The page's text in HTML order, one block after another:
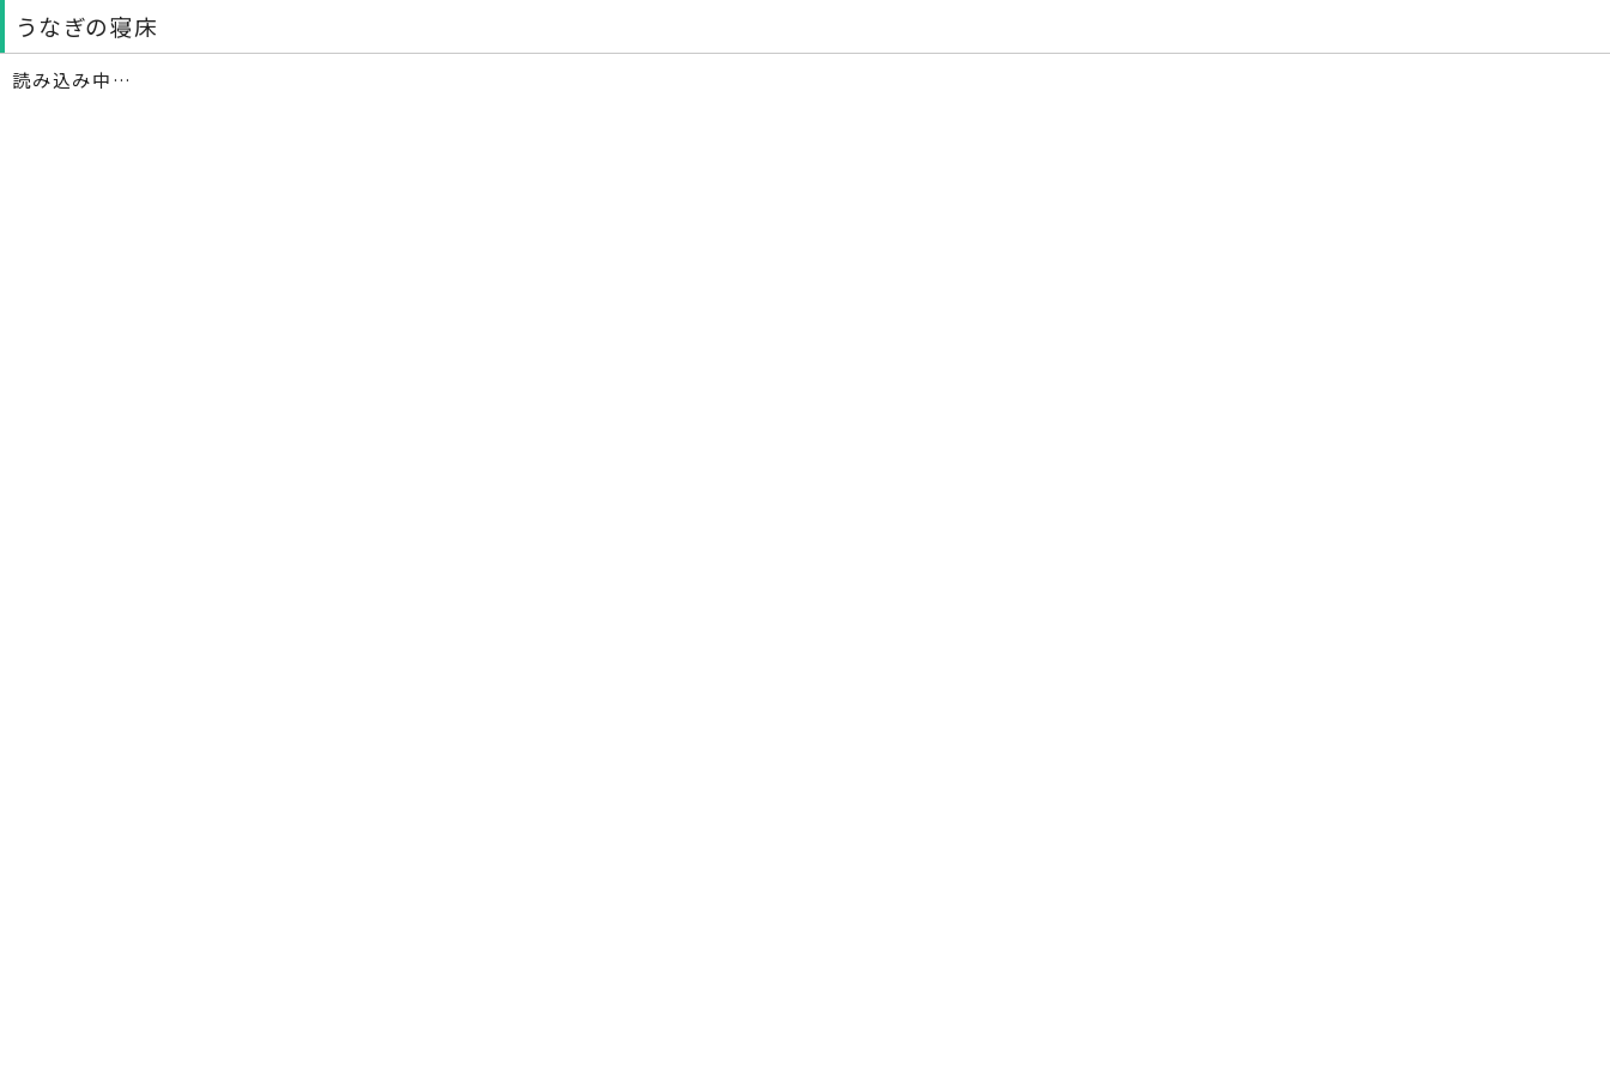
うなぎの寝床
読み込み中…